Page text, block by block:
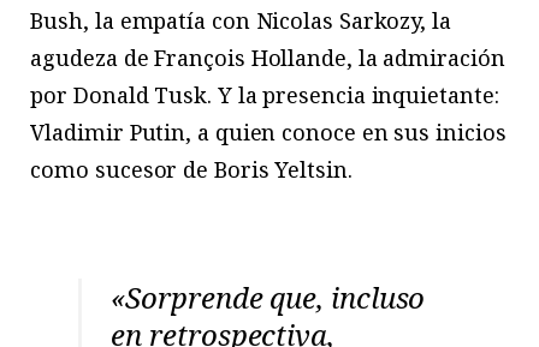
Bush, la empatía con Nicolas Sarkozy, la
agudeza de François Hollande, la admiración
por Donald Tusk. Y la presencia inquietante:
Vladimir Putin, a quien conoce en sus inicios
como sucesor de Boris Yeltsin.
«Sorprende que, incluso
en retrospectiva,